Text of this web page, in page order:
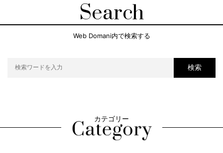
Search
Web Domani内で検索する
検索
カテゴリー